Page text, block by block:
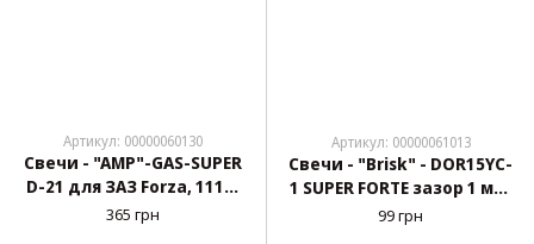
Артикул: 00000060130
Свечи - "AMP"-GAS-SUPER
D-21 для ЗАЗ Forza, 1117-
1119 (8V), 2101-21099 (8V)
365 грн
Артикул: 00000061013
Свечи - "Brisk" - DOR15YC-
1 SUPER FORTE зазор 1 мм,
ключ 16, под удлиненный
99 грн